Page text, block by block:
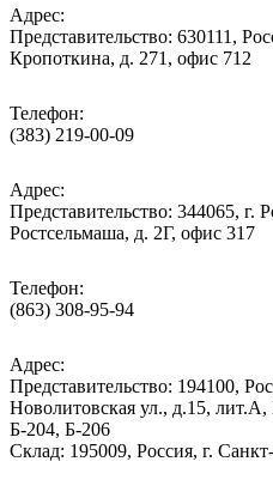
Адрес:
Представительство: 630111,
Кропоткина, д. 271, офис 712
Телефон:
(383) 219-00-09
Адрес:
Представительство: 344065, г.
Ростсельмаша, д. 2Г, офис 317
Телефон:
(863) 308-95-94
Адрес:
Представительство: 194100,
Новолитовская ул., д.15,
Б-204, Б-206
Склад: 195009, Россия, г.